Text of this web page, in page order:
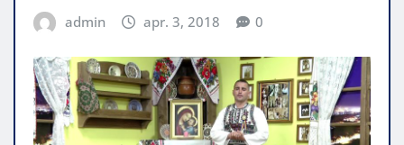
admin apr. 3, 2018 0